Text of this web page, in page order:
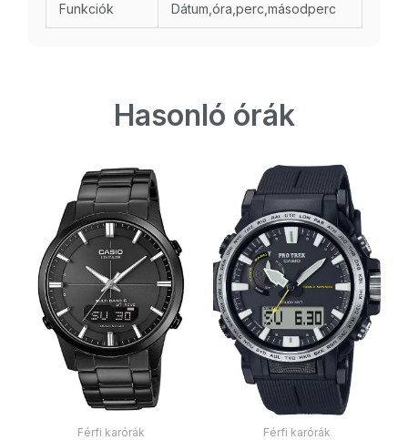
Funkciók Dátum,óra,perc,másodperc
Hasonló órák
Férfi karórák Férfi karórák